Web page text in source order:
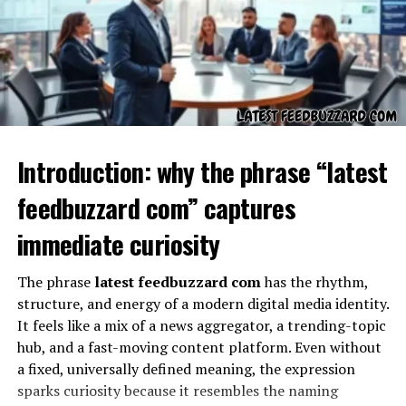
“expansão”, é o que dá ao escapamento RD essa
característica tão única.
A Função Mecânica do
Escapamento RD
Do ponto de vista técnico, o escapamento RD foi
desenvolvido para lidar com as peculiaridades do motor
Introduction: why the phrase “latest
feedbuzzard com” captures
immediate curiosity
The phrase latest feedbuzzard comhas the rhythm,
structure, and energy of a modern digital media identity.
It feels like a mix of a news aggregator, a trending-topic
hub, and a fast-moving content platform. Even without
a fixed, universally defined meaning, the expression
sparks curiosity because it resembles the naming